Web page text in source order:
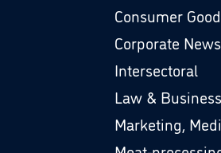
Consumer
Corporate News
Intersectoral
Law & Business
Marketing,